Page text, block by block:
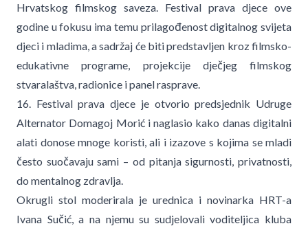
Hrvatskog filmskog saveza. Festival prava djece ove
godine u fokusu ima temu prilagođenost digitalnog svijeta
djeci i mladima, a sadržaj će biti predstavljen kroz filmsko-
edukativne programe, projekcije dječjeg filmskog
stvaralaštva, radionice i panel rasprave.
16. Festival prava djece je otvorio predsjednik Udruge
Alternator Domagoj Morić i naglasio kako danas digitalni
alati donose mnoge koristi, ali i izazove s kojima se mladi
često suočavaju sami – od pitanja sigurnosti, privatnosti,
do mentalnog zdravlja.
Okrugli stol moderirala je urednica i novinarka HRT-a
Ivana Sučić, a na njemu su sudjelovali voditeljica kluba